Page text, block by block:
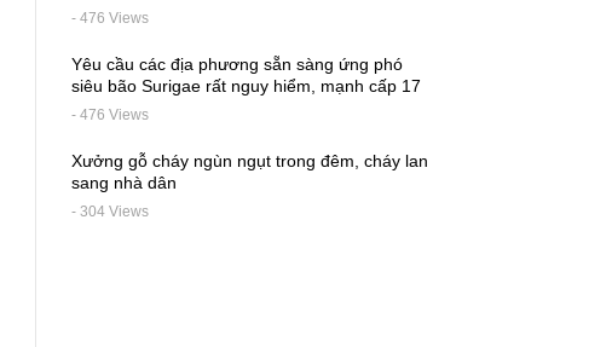
- 476 Views
Yêu cầu các địa phương sẵn sàng ứng phó
siêu bão Surigae rất nguy hiểm, mạnh cấp 17
- 476 Views
Xưởng gỗ cháy ngùn ngụt trong đêm, cháy lan
sang nhà dân
- 304 Views